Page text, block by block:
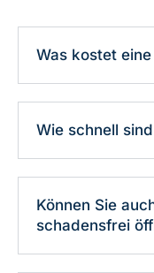
Was kostet
Wie schnell
Können Sie
schadensfrei